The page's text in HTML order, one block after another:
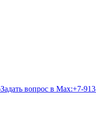
Задать вопрос в Max:+7-